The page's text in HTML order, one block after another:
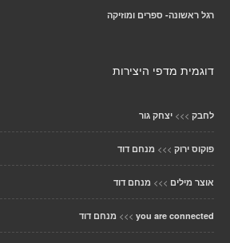
רגל ראשונה- ספרים ומוזיקה
דוגמית מדפי היצירות
לחבק >>> יצחק גור
פוקוס ירוק >>> מנחם דוד
אוצר מילים >>> מנחם דוד
you are connected
>>> מנחם דוד